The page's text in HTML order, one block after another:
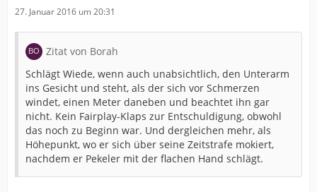
27. Januar 2016 um 20:31
Zitat von Borah
Schlägt Wiede, wenn auch unabsichtlich, den Unterarm
ins Gesicht und steht, als der sich vor Schmerzen
windet, einen Meter daneben und beachtet ihn gar
nicht. Kein Fairplay-Klaps zur Entschuldigung, obwohl
das noch zu Beginn war. Und dergleichen mehr, als
Höhepunkt, wo er sich über seine Zeitstrafe mokiert,
nachdem er Pekeler mit der flachen Hand schlägt.